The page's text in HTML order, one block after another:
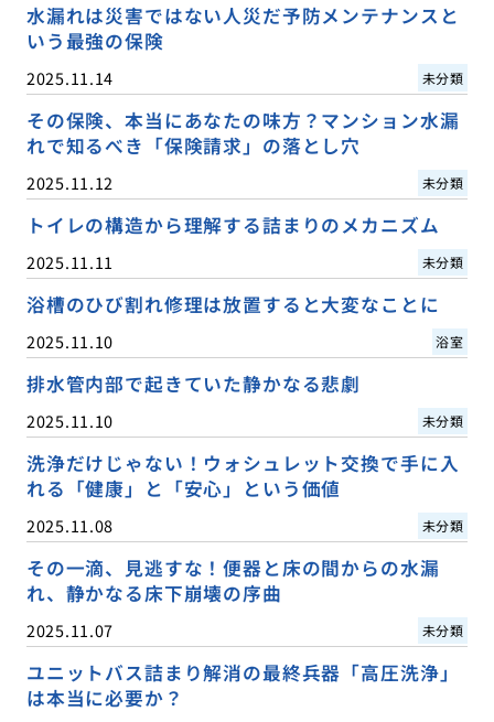
水漏れは災害ではない人災だ予防メンテナンスと
いう最強の保険
2025.11.14 未分類
その保険、本当にあなたの味方？マンション水漏
れで知るべき「保険請求」の落とし穴
2025.11.12 未分類
トイレの構造から理解する詰まりのメカニズム
2025.11.11 未分類
浴槽のひび割れ修理は放置すると大変なことに
2025.11.10 浴室
排水管内部で起きていた静かなる悲劇
2025.11.10 未分類
洗浄だけじゃない！ウォシュレット交換で手に入
れる「健康」と「安心」という価値
2025.11.08 未分類
その一滴、見逃すな！便器と床の間からの水漏
れ、静かなる床下崩壊の序曲
2025.11.07 未分類
ユニットバス詰まり解消の最終兵器「高圧洗浄」
は本当に必要か？